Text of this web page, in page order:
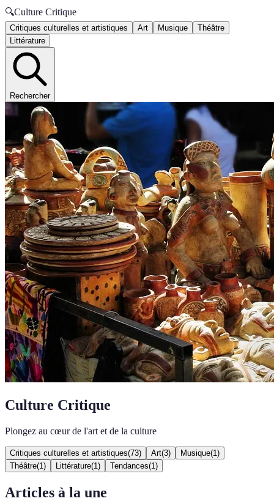
🔍Culture Critique
Critiques culturelles et artistiques Art Musique
Théâtre
Littérature
Rechercher
Culture Critique
Plongez au cœur de l'art et de la culture
Critiques culturelles et artistiques(73) Art(3) Musique(1 )
Théâtre(1 ) Littérature(1 ) Tendances(1 )
Articles à la une